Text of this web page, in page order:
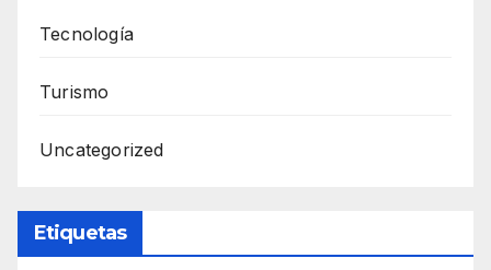
Tecnología
Turismo
Uncategorized
Etiquetas